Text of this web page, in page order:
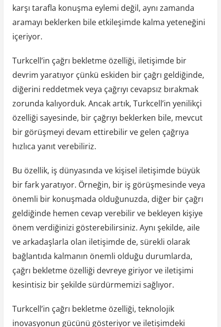
karşı tarafla konuşma eylemi değil, aynı zamanda
aramayı beklerken bile etkileşimde kalma yeteneğini
içeriyor.
Turkcell’in çağrı bekletme özelliği, iletişimde bir
devrim yaratıyor çünkü eskiden bir çağrı geldiğinde,
diğerini reddetmek veya çağrıyı cevapsız bırakmak
zorunda kalıyorduk. Ancak artık, Turkcell’in yenilikçi
özelliği sayesinde, bir çağrıyı beklerken bile, mevcut
bir görüşmeyi devam ettirebilir ve gelen çağrıya
hızlıca yanıt verebiliriz.
Bu özellik, iş dünyasında ve kişisel iletişimde büyük
bir fark yaratıyor. Örneğin, bir iş görüşmesinde veya
önemli bir konuşmada olduğunuzda, diğer bir çağrı
geldiğinde hemen cevap verebilir ve bekleyen kişiye
önem verdiğinizi gösterebilirsiniz. Aynı şekilde, aile
ve arkadaşlarla olan iletişimde de, sürekli olarak
bağlantıda kalmanın önemli olduğu durumlarda,
çağrı bekletme özelliği devreye giriyor ve iletişimi
kesintisiz bir şekilde sürdürmemizi sağlıyor.
Turkcell’in çağrı bekletme özelliği, teknolojik
inovasyonun gücünü gösteriyor ve iletişimdeki